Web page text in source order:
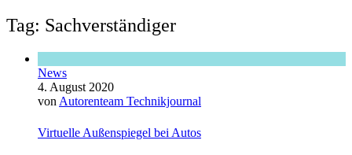
Tag: Sachverständiger
News
4. August 2020
von Autorenteam Technikjournal
Virtuelle Außenspiegel bei Autos